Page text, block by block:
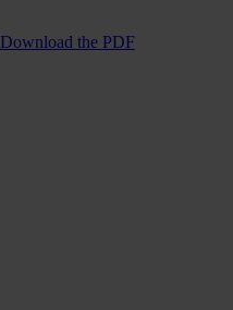
Download the PDF